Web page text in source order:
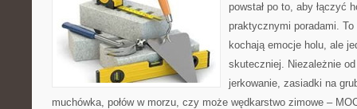
powstał po to, aby łączyć
praktycznymi poradami.
kochają emocje holu, ale
skuteczniej. Niezależnie
jerkowanie, zasiadki na
muchówka, połów w morzu, czy może wędkarstwo zimowe –